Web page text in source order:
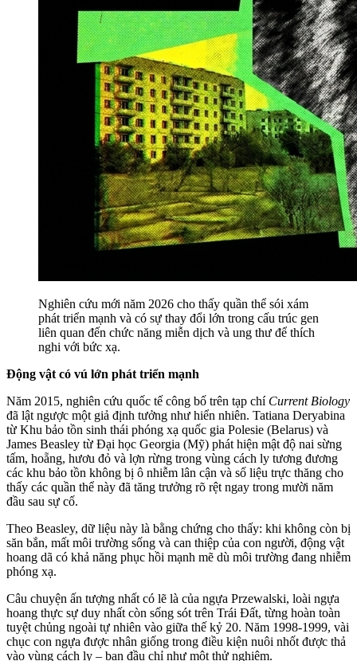
Nghiên cứu mới năm 2026 cho thấy quần thể sói xám
phát triển mạnh và có sự thay đổi lớn trong cấu trúc gen
liên quan đến chức năng miễn dịch và ung thư để thích
nghi với bức xạ.
Động vật có vú lớn phát triển mạnh
Năm 2015, nghiên cứu quốc tế công bố trên tạp chí Current Biology
đã lật ngược một giả định tưởng như hiển nhiên. Tatiana Deryabina
từ Khu bảo tồn sinh thái phóng xạ quốc gia Polesie (Belarus) và
James Beasley từ Đại học Georgia (Mỹ) phát hiện mật độ nai sừng
tấm, hoẵng, hươu đỏ và lợn rừng trong vùng cách ly tương đương
các khu bảo tồn không bị ô nhiễm lân cận và số liệu trực thăng cho
thấy các quần thể này đã tăng trưởng rõ rệt ngay trong mười năm
đầu sau sự cố.
Theo Beasley, dữ liệu này là bằng chứng cho thấy: khi không còn bị
săn bắn, mất môi trường sống và can thiệp của con người, động vật
hoang dã có khả năng phục hồi mạnh mẽ dù môi trường đang nhiễm
phóng xạ.
Câu chuyện ấn tượng nhất có lẽ là của ngựa Przewalski, loài ngựa
hoang thực sự duy nhất còn sống sót trên Trái Đất, từng hoàn toàn
tuyệt chủng ngoài tự nhiên vào giữa thế kỷ 20. Năm 1998-1999, vài
chục con ngựa được nhân giống trong điều kiện nuôi nhốt được thả
vào vùng cách ly – ban đầu chỉ như một thử nghiệm.